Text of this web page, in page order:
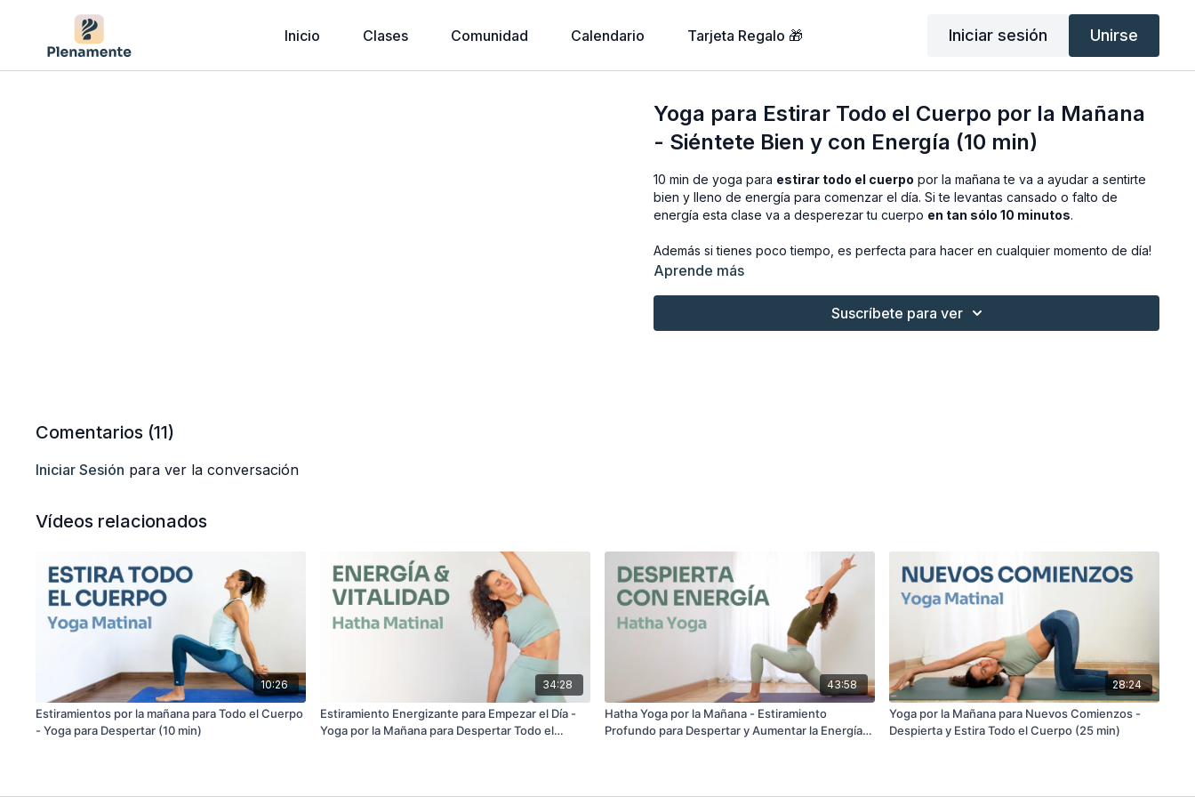
Inicio Clases Comunidad Calendario Tarjeta Regalo 🎁 Iniciar sesión Unirse
Yoga para Estirar Todo el Cuerpo por la Mañana
- Siéntete Bien y con Energía (10 min)
10 min de yoga para estirar todo el cuerpo por la mañana te va a ayudar a sentirte
bien y lleno de energía para comenzar el día. Si te levantas cansado o falto de
energía esta clase va a desperezar tu cuerpo en tan sólo 10 minutos.
Además si tienes poco tiempo, es perfecta para hacer en cualquier momento de día!
Aprende más
Suscríbete para ver
Comentarios (11)
Iniciar Sesión para ver la conversación
Vídeos relacionados
10:26
Estiramientos por la mañana para Todo el Cuerpo
- Yoga para Despertar (10 min)
34:28
Estiramiento Energizante para Empezar el Día -
Yoga por la Mañana para Despertar Todo el
43:58
Hatha Yoga por la Mañana - Estiramiento
Profundo para Despertar y Aumentar la Energía
28:24
Yoga por la Mañana para Nuevos Comienzos -
Despierta y Estira Todo el Cuerpo (25 min)